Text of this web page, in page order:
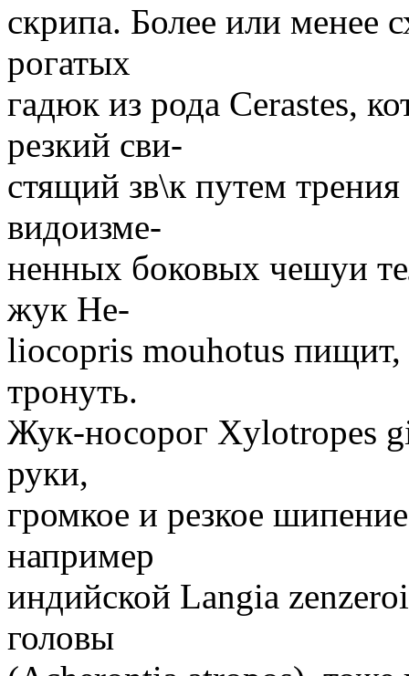
скрипа. Более или менее
рогатых
гадюк из рода Cerastes,
резкий сви-
стящий зв\к путем
видоизме-
ненных боковых чешуи
жук Не-
liocopris mouhotus пищит,
тронуть.
Жук-носорог Xylotropes
руки,
громкое и резкое
например
индийской Langia
головы